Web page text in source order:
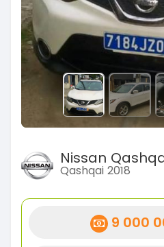
Nissan
Qashqai 2018
9 000